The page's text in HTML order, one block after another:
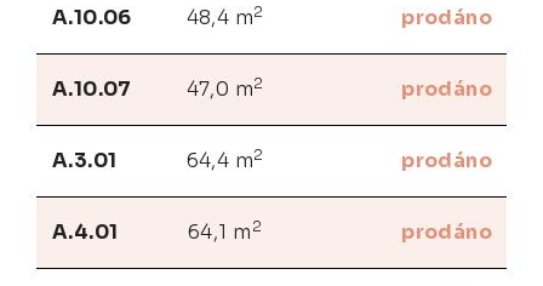
A.10.06 48,4 m2 prodáno
A.10.07 47,0 m2 prodáno
A.3.01 64,4 m2 prodáno
A.4.01 64,1 m 2 prodáno